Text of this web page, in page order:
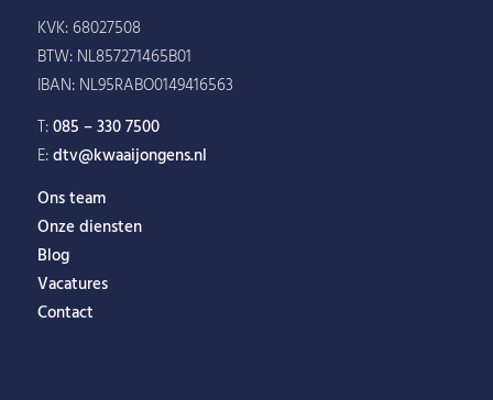
KVK: 68027508
BTW: NL857271465B01
IBAN: NL95RABO0149416563
T:085 – 330 7500
E:dtv@kwaaijongens.nl
Ons team
Onze diensten
Blog
Vacatures
Contact